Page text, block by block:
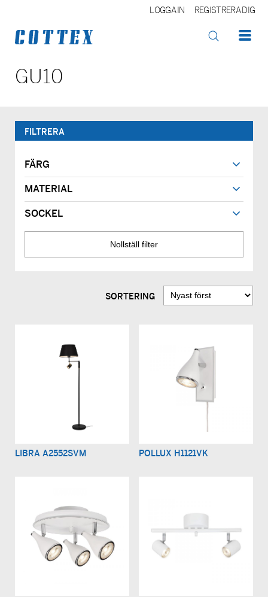
LOGGA IN REGISTRERA DIG
GU10
FILTRERA
FÄRG
MATERIAL
SOCKEL
SORTERING
LIBRA A2552SVM POLLUX H1121VK